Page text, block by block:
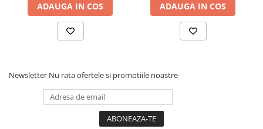
ADAUGA IN COS ADAUGA IN COS
Newsletter Nu rata ofertele si promotiile noastre